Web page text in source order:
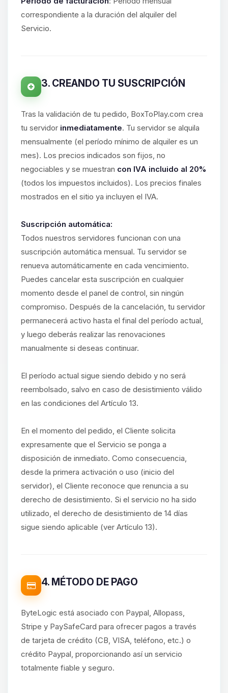
correspondiente a la duración del alquiler del
Servicio.
3. CREANDO TU SUSCRIPCIÓN
Tras la validación de tu pedido, BoxToPlay.com crea
tu servidor inmediatamente. Tu servidor se alquila
mensualmente (el período mínimo de alquiler es un
mes). Los precios indicados son fijos, no
negociables y se muestran con IVA incluido al 20%
(todos los impuestos incluidos). Los precios finales
mostrados en el sitio ya incluyen el IVA.
Suscripción automática:
Todos nuestros servidores funcionan con una
suscripción automática mensual. Tu servidor se
renueva automáticamente en cada vencimiento.
Puedes cancelar esta suscripción en cualquier
momento desde el panel de control, sin ningún
compromiso. Después de la cancelación, tu servidor
permanecerá activo hasta el final del período actual,
y luego deberás realizar las renovaciones
manualmente si deseas continuar.
El período actual sigue siendo debido y no será
reembolsado, salvo en caso de desistimiento válido
en las condiciones del Artículo 13.
En el momento del pedido, el Cliente solicita
expresamente que el Servicio se ponga a
disposición de inmediato. Como consecuencia,
desde la primera activación o uso (inicio del
servidor), el Cliente reconoce que renuncia a su
derecho de desistimiento. Si el servicio no ha sido
utilizado, el derecho de desistimiento de 14 días
sigue siendo aplicable (ver Artículo 13).
4. MÉTODO DE PAGO
ByteLogic está asociado con Paypal, Allopass,
Stripe y PaySafeCard para ofrecer pagos a través
de tarjeta de crédito (CB, VISA, teléfono, etc.) o
crédito Paypal, proporcionando así un servicio
totalmente fiable y seguro.
asistente de BoxToPlay. Cuentame